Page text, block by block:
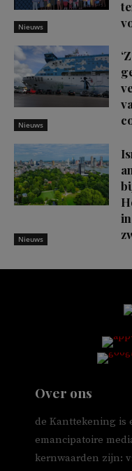
Nieuws
Nieuws
Nieuws
Over ons
de Kanttekening is
emancipatoire
kernwaarden zijn: